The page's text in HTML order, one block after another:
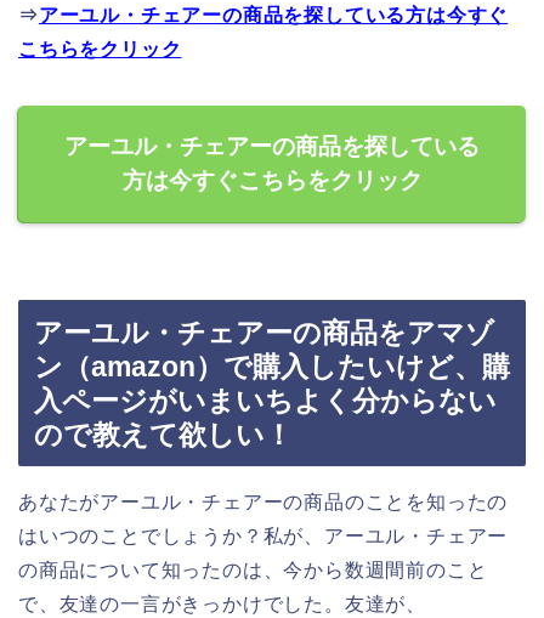
⇒アーユル・チェアーの商品を探している方は今すぐ
こちらをクリック
アーユル・チェアーの商品を探している
方は今すぐこちらをクリック
アーユル・チェアーの商品をアマゾ
ン（amazon）で購入したいけど、購
入ページがいまいちよく分からない
ので教えて欲しい！
あなたがアーユル・チェアーの商品のことを知ったの
はいつのことでしょうか？私が、アーユル・チェアー
の商品について知ったのは、今から数週間前のこと
で、友達の一言がきっかけでした。友達が、